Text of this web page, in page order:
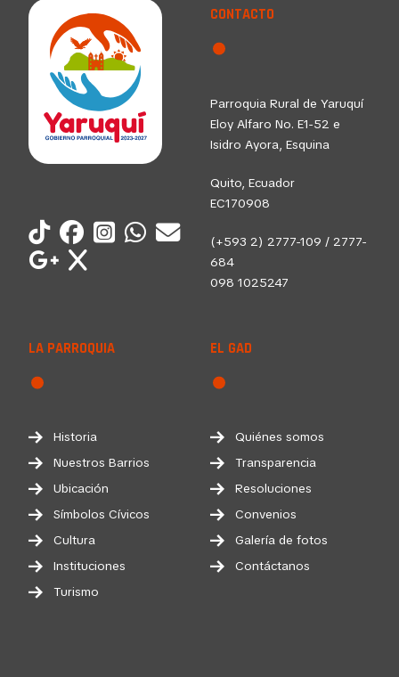
CONTACTO
Parroquia Rural de Yaruquí
Eloy Alfaro No. E1-52 e
Isidro Ayora, Esquina
Quito, Ecuador
EC170908
(+593 2) 2777-109 / 2777-
684
098 1025247
LA PARROQUIA
Historia
Nuestros Barrios
Ubicación
Símbolos Cívicos
Cultura
Instituciones
Turismo
EL GAD
Quiénes somos
Transparencia
Resoluciones
Convenios
Galería de fotos
Contáctanos